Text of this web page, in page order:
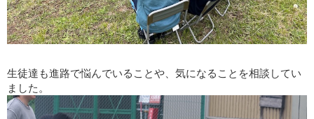
生徒達も進路で悩んでいることや、気になることを相談してい
ました。